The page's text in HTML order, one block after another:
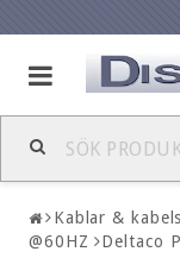
Kablar &
@60HZ
Deltaco